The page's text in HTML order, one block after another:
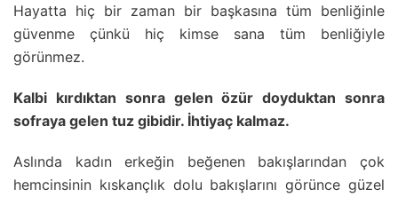
Hayatta hiç bir zaman bir başkasına tüm benliğinle
güvenme çünkü hiç kimse sana tüm benliğiyle
görünmez.
Kalbi kırdıktan sonra gelen özür doyduktan sonra
sofraya gelen tuz gibidir. İhtiyaç kalmaz.
Aslında kadın erkeğin beğenen bakışlarından çok
hemcinsinin kıskançlık dolu bakışlarını görünce güzel